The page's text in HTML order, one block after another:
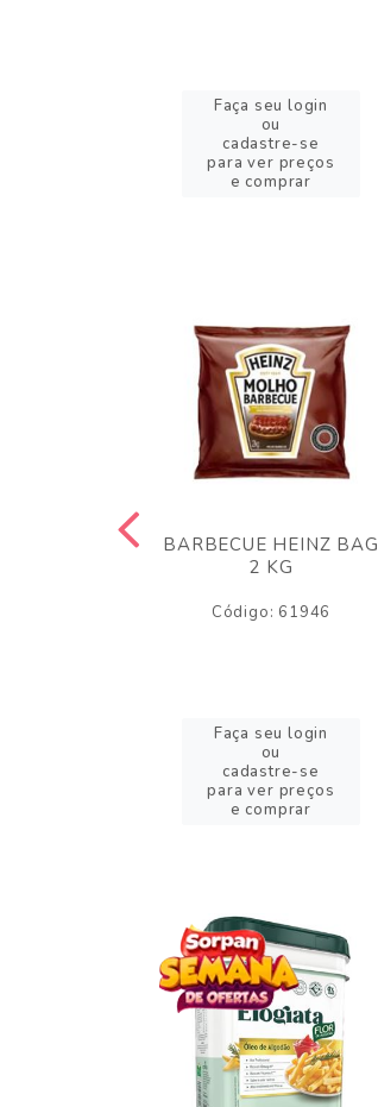
Faça seu login
ou
cadastre-se
para ver preços
e comprar
BARBECUE HEINZ BAG
2 KG
Código: 61946
Faça seu login
ou
cadastre-se
para ver preços
e comprar